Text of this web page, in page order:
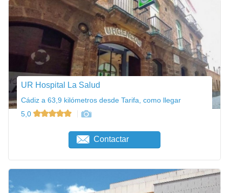
UR Hospital La Salud
Cádiz a 63,9 kilómetros desde Tarifa, como llegar
5,0
Contactar